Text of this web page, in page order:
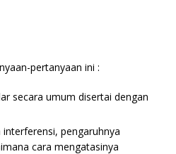
pertanyaan ini :
secara umum disertai dengan
pengaruhnya
cara mengatasinya